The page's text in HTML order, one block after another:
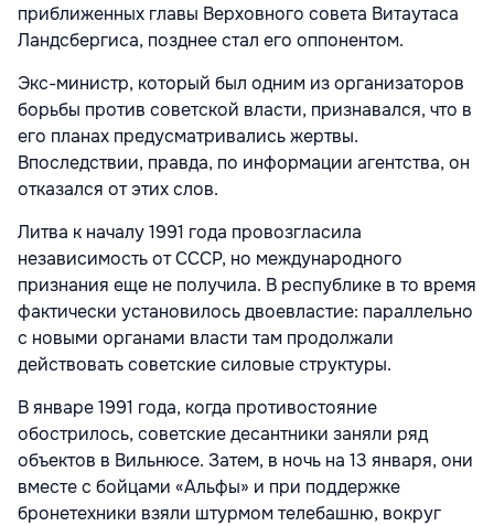
приближенных главы Верховного совета Витаутаса
Ландсбергиса, позднее стал его оппонентом.
Экс-министр, который был одним из организаторов
борьбы против советской власти, признавался, что в
его планах предусматривались жертвы.
Впоследствии, правда, по информации агентства, он
отказался от этих слов.
Литва к началу 1991 года провозгласила
независимость от СССР, но международного
признания еще не получила. В республике в то время
фактически установилось двоевластие: параллельно
с новыми органами власти там продолжали
действовать советские силовые структуры.
В январе 1991 года, когда противостояние
обострилось, советские десантники заняли ряд
объектов в Вильнюсе. Затем, в ночь на 13 января, они
вместе с бойцами «Альфы» и при поддержке
бронетехники взяли штурмом телебашню, вокруг